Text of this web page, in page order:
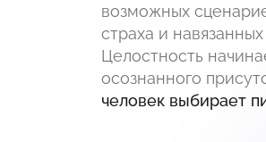
возможных
страха и
Целостность
осознанного
человек выбирает